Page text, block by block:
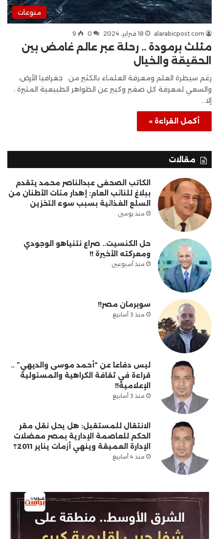
منوعات
alarabicpost.com 18 فبراير، 2024 0
9
مثلث برمودة .. رحلة عبر عالم غامض بين
الحقيقة والخيال
رغم سيطرة العلم ومعرفة العلماء بالكثير من جغرافيا الأرض،
والسعي لمعرفة كل صغير وكبير عن الظواهر الطبيعية المثيرة ،
إلا…
أكمل القراءة »
مقالات
الكاتب الصحفى عبدالناصر محمد يتقدم
ببلاغ للنائب العام: إهدار مئات الأطنان من
السلع الغذائية بسبب سوء التخزين
منذ يومين
حل الكنسيت.. صراع نتنياهو الوجودي
ومعركته الأخيرة !!
منذ أسبوعين
سوبرمان مصر!!
منذ 3 أسابيع
ليس دفاعا عن “أحمد موسى والديهي” ..
قراءة في ثقافة الكراهية والمسئولية
الإعلامية!!
منذ 3 أسابيع
الانتقال للمستقبل: هل يحل نقل مقر
الحكم للعاصمة الإدارية بمصر معضلات
الإدارة العميقة وينهي أزمات يناير 2011؟
منذ 4 أسابيع